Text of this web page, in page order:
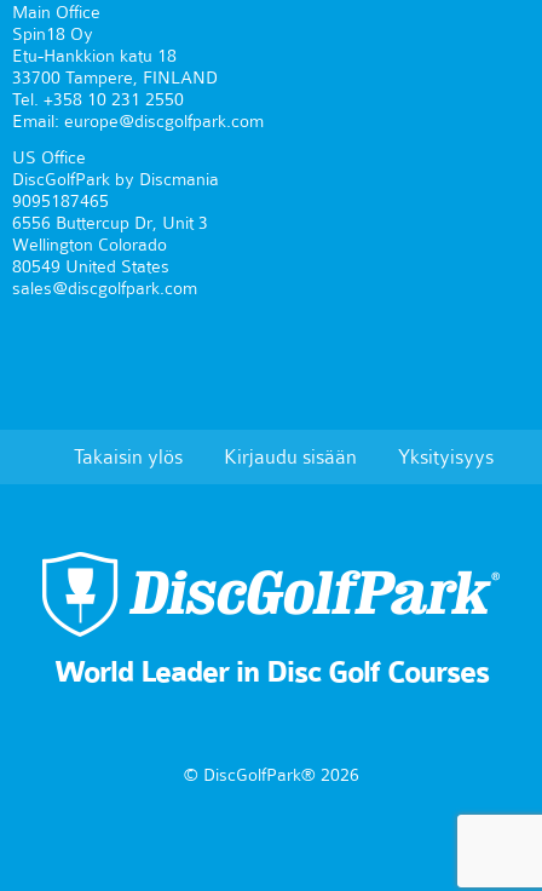
Main Office
Spin18 Oy
Etu-Hankkion katu 18
33700 Tampere, FINLAND
Tel. +358 10 231 2550
Email: europe@discgolfpark.com
US Office
DiscGolfPark by Discmania
9095187465
6556 Buttercup Dr, Unit 3
Wellington Colorado
80549 United States
sales@discgolfpark.com
Takaisin ylös Kirjaudu sisään Yksityisyys
World Leader in Disc Golf Courses
© DiscGolfPark® 2026